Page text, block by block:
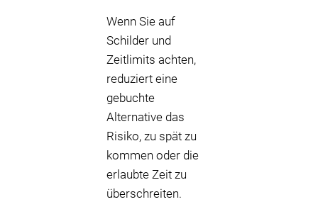
Wenn Sie auf
Schilder und
Zeitlimits achten,
reduziert eine
gebuchte
Alternative das
Risiko, zu spät zu
kommen oder die
erlaubte Zeit zu
überschreiten.